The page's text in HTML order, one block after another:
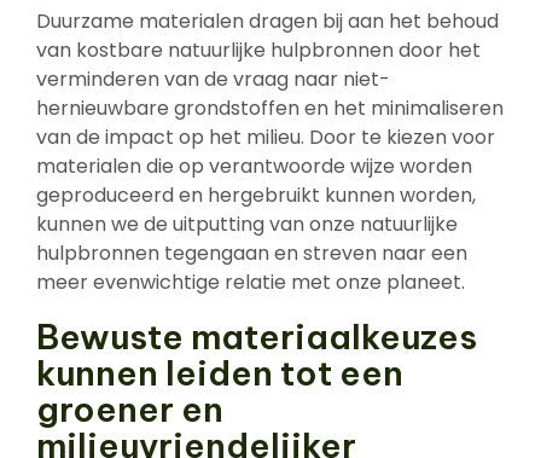
Duurzame materialen dragen bij aan het behoud
van kostbare natuurlijke hulpbronnen door het
verminderen van de vraag naar niet-
hernieuwbare grondstoffen en het minimaliseren
van de impact op het milieu. Door te kiezen voor
materialen die op verantwoorde wijze worden
geproduceerd en hergebruikt kunnen worden,
kunnen we de uitputting van onze natuurlijke
hulpbronnen tegengaan en streven naar een
meer evenwichtige relatie met onze planeet.
Bewuste materiaalkeuzes
kunnen leiden tot een
groener en
milieuvriendelijker